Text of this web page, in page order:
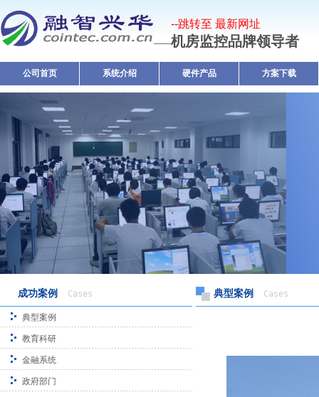
--跳转至 最新网址
——机房监控品牌领导者
公司首页 系统介绍 硬件产品 方案下载
成功案例 Cases
典型案例
教育科研
金融系统
政府部门
典型案例 Cases